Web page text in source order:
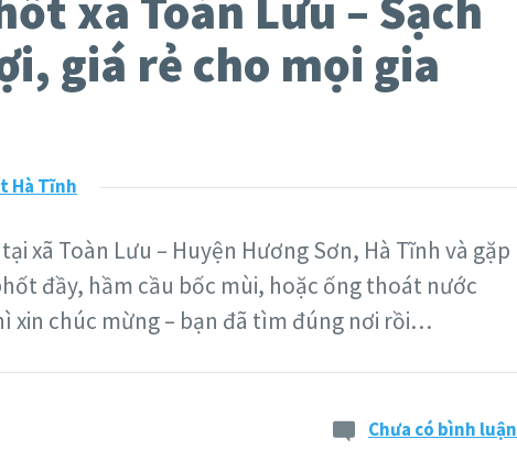
giá rẻ cho mọi gia
Hà Tĩnh
xã Toàn Lưu – Huyện Hương Sơn, Hà Tĩnh và gặp
đầy, hầm cầu bốc mùi, hoặc ống thoát nước
xin chúc mừng – bạn đã tìm đúng nơi rồi…
Chưa có bình luận